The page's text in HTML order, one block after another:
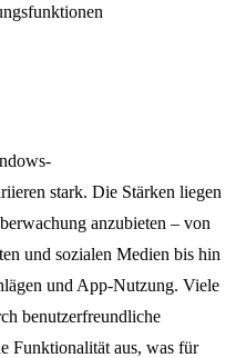
stark. Die Stärken liegen
anzubieten – von
und sozialen Medien bis hin
und App-Nutzung. Viele
benutzerfreundliche
Funktionalität aus, was für